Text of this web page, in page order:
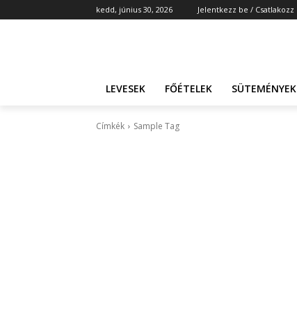
kedd, június 30, 2026 Jelentkezz be / Csatlakozz
LEVESEK FŐÉTELEK SÜTEMÉNYEK
Címkék Sample Tag